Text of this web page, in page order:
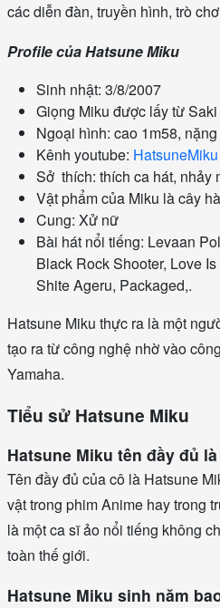
các diễn đàn, truyền hình, trò
Profile của Hatsune Miku
Sinh nhật: 3/8/2007
Giọng Miku được lấy từ
Ngoại hình: cao 1m58,
Kênh youtube: HatsuneMiku
Sở thích: thích ca hát, nhảy
Vật phẩm của Miku là cây
Cung: Xử nữ
Bài hát nổi tiếng: Levaan
Black Rock Shooter, Love
Shite Ageru, Packaged,.
Hatsune Miku thực ra là một
tạo ra từ công nghệ nhờ vào
Yamaha.
Tiểu sử Hatsune Miku
Hatsune Miku tên đầy đủ
Tên đầy đủ của cô là Hatsune
vật trong phim Anime hay trong
là một ca sĩ ảo nổi tiếng không
toàn thế giới.
Hatsune Miku sinh năm